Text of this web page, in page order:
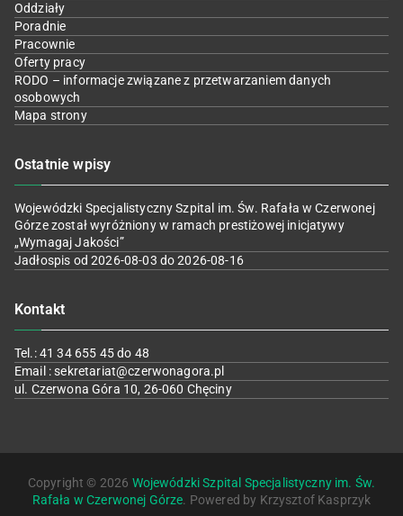
Oddziały
Poradnie
Pracownie
Oferty pracy
RODO – informacje związane z przetwarzaniem danych
osobowych
Mapa strony
Ostatnie wpisy
Wojewódzki Specjalistyczny Szpital im. Św. Rafała w Czerwonej
Górze został wyróżniony w ramach prestiżowej inicjatywy
„Wymagaj Jakości”
Jadłospis od 2026-08-03 do 2026-08-16
Kontakt
Tel.: 41 34 655 45 do 48
Email : sekretariat@czerwonagora.pl
ul. Czerwona Góra 10, 26-060 Chęciny
Copyright © 2026 Wojewódzki Szpital Specjalistyczny im. Św.
Rafała w Czerwonej Górze. Powered by Krzysztof Kasprzyk